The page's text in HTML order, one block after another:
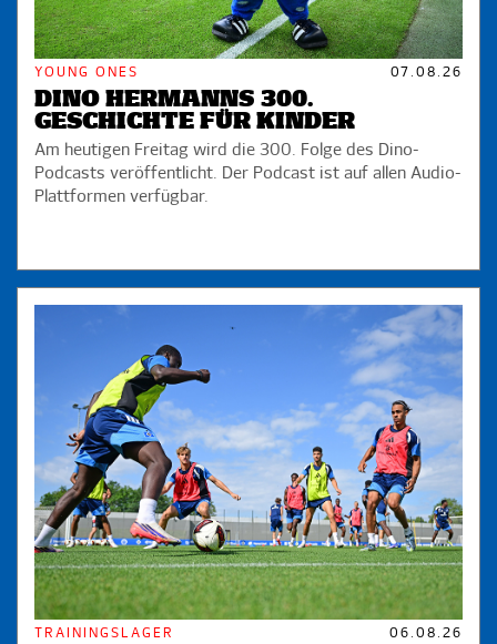
YOUNG ONES 07.08.26
DINO HERMANNS 300.
GESCHICHTE FÜR KINDER
Am heutigen Freitag wird die 300. Folge des Dino-
Podcasts veröffentlicht. Der Podcast ist auf allen Audio-
Plattformen verfügbar.
TRAININGSLAGER 06.08.26